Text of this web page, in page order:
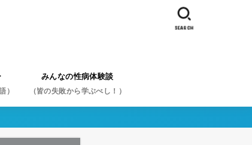
）
みんなの性病体験談
（皆の失敗から学ぶべし！）
SEARCH